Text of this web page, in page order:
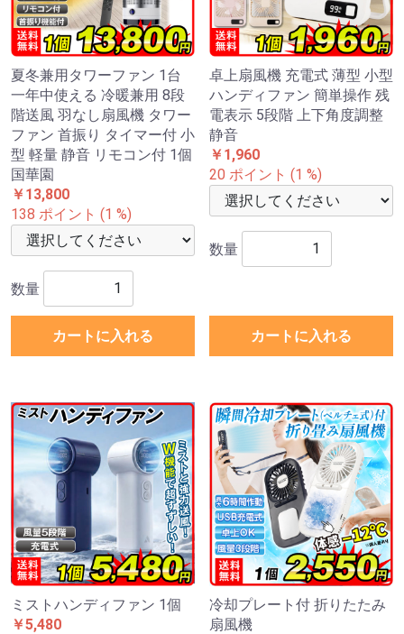
夏冬兼用タワーファン 1台
一年中使える 冷暖兼用 8段
階送風 羽なし扇風機 タワー
ファン 首振り タイマー付 小
型 軽量 静音 リモコン付 1個
国華園
￥13,800
138 ポイント (1 %)
数量
カートに入れる
卓上扇風機 充電式 薄型 小型
ハンディファン 簡単操作 残
電表示 5段階 上下角度調整
静音
￥1,960
20 ポイント (1 %)
数量
カートに入れる
ミストハンディファン 1個
￥5,480
冷却プレート付 折りたたみ
扇風機